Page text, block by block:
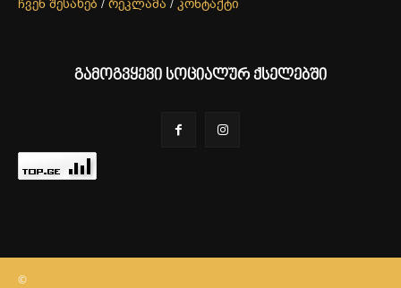
ჩვენ შესახებ / რეკლამა / კონტაქტი
გამოგვყევი სოციალურ ქსელებში
©